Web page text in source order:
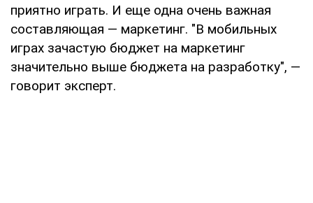
приятно играть. И еще одна очень важная
составляющая — маркетинг. "В мобильных
играх зачастую бюджет на маркетинг
значительно выше бюджета на разработку", —
говорит эксперт.